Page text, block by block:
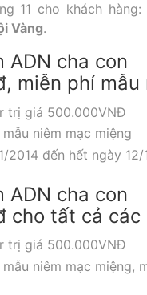
11 cho khách hàng:
Vàng.
ADN cha con
miễn phí mẫu
trị giá 500.000VNĐ
niêm mạc miệng
2014 đến hết ngày
ADN cha con
cho tất cả các
trị giá 500.000VNĐ
niêm mạc miệng,